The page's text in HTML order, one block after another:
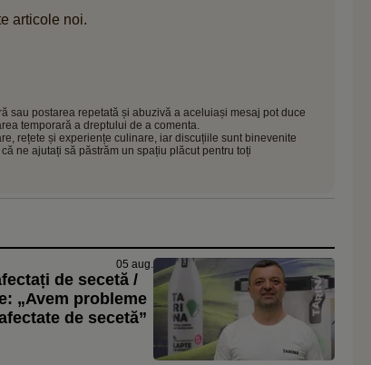
articole noi.
sau postarea repetată și abuzivă a aceluiași mesaj pot duce
temporară a dreptului de a comenta.
rețete și experiențe culinare, iar discuțiile sunt binevenite
ne ajutați să păstrăm un spațiu plăcut pentru toți
05 aug.
de secetă /
„Avem probleme
de secetă”